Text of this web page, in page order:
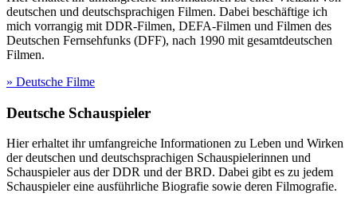
deutschen und deutschsprachigen Filmen. Dabei beschäftige ich
mich vorrangig mit DDR-Filmen, DEFA-Filmen und Filmen des
Deutschen Fernsehfunks (DFF), nach 1990 mit gesamtdeutschen
Filmen.
» Deutsche Filme
Deutsche Schauspieler
Hier erhaltet ihr umfangreiche Informationen zu Leben und Wirken
der deutschen und deutschsprachigen Schauspielerinnen und
Schauspieler aus der DDR und der BRD. Dabei gibt es zu jedem
Schauspieler eine ausführliche Biografie sowie deren Filmografie.